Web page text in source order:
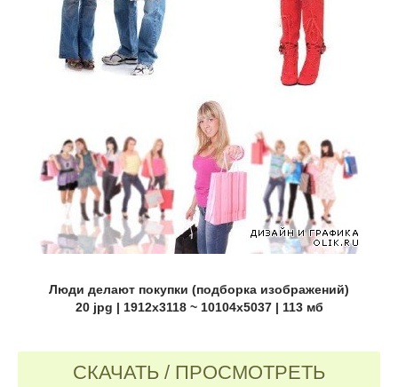
Люди делают покупки (подборка изображений)
20 jpg | 1912x3118 ~ 10104x5037 | 113 мб
СКАЧАТЬ / ПРОСМОТРЕТЬ